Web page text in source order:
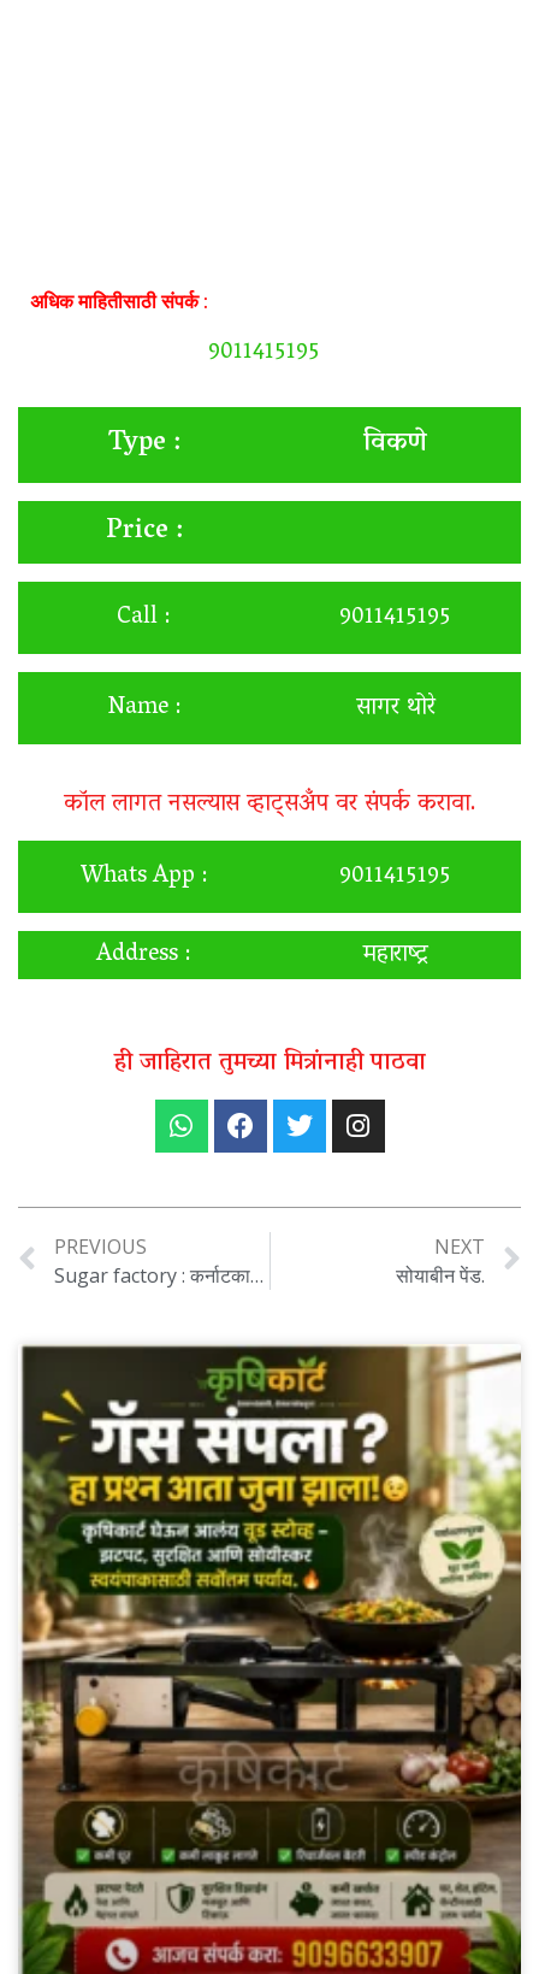
अधिक माहितीसाठी संपर्क :
9011415195
Type :
विकणे
Price :
Call :
9011415195
Name :
सागर थोरे
कॉल लागत नसल्यास व्हाट्सअँप वर संपर्क करावा.
Whats App :
9011415195
Address :
महाराष्ट्र
ही जाहिरात तुमच्या मित्रांनाही पाठवा
PREVIOUS
Sugar factory : कर्नाटकातील सीमेलगतचा ‘सोमेश्वर’ साखर कारखाना उसाला देतोय तब्बल ₹४,३३९ दर; महाराष्ट्रातील शेतकरी संभ्रमात…
NEXT
सोयाबीन पेंड.